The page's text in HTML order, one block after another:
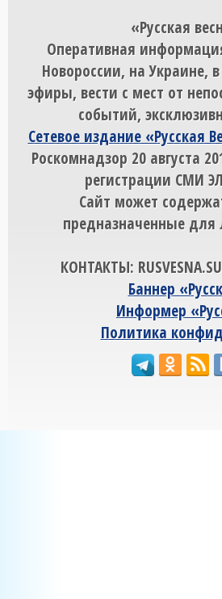
«Русская
Оперативная
Новороссии, на
эфиры, вести с мест от
событий,
Сетевое издание «Русская
Роскомнадзор 20 августа
регистрации СМИ
Сайт может
предназначенные
КОНТАКТЫ:
Баннер
Информер
Политика